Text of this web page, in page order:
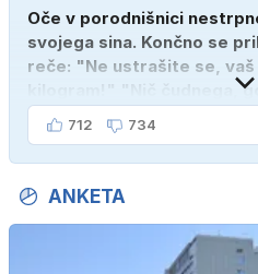
Oče v porodnišnici
svojega sina. Končno se
reče: "Ne ustrašite se,
kilogram!" "Nič čudnega,
ženo poznava šele tri
712 734
ANKETA